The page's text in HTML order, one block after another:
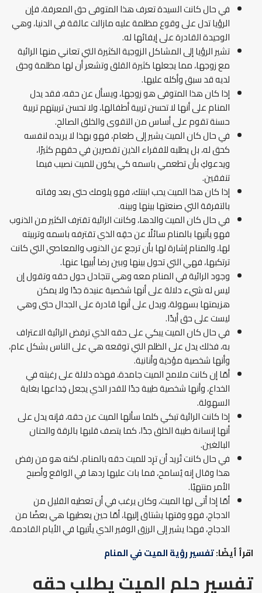
في حال كانت السيدة تعرف هذا المتوفى حق المعرفة، فإن
الرؤيا تدل على وقوع مظلمة عليه مازالت عالقة في الدنيا، وهي
الوحيدة القادرة على إيفائها له.
تشير الرؤيا إلى المشاكل الزوجية الكثيرة التي تعاني منها الرائية
مع زوجها، مما يجعلها كثيرة القلق وتشعر أن لها مظلمة وحق
لديه قد سبق وأكله عليها.
إذا كان هذا المتوفى هو زوجها، ويسأل عن حقه، فقد يدل
المنام على أنها لا تحسن تربية أطفالها، ولا تحسن تربيتهم تربية
حسنة تقوم على أساس من التقوى والخلق الصالح.
في حال كان الميت يشير إلى طعام، فهو بهذا لا يريده لنفسه
كحق له، بل يطلبه للفقراء الذين تقصرين في حقهم كثيرًا،
ويدعوكِ بأن تطعمي باسمه كي يكون للميت نصيب فيما
تنفقين.
إذا كان هذا الميت يحب ابنتك، فهو يلومك حتى بعد وفاته
بالتفرقة التي صنعتها بينها وبينه.
في حال كان الميت والدها، وكانت الرائية تقترف الكثير من الذنوب
فهو يأتيها بالمنام سائلًا عن حقِه الذي تقترفه باسمه وتربيته
لها، والمنام إشارة لها بأن ترجع عن الذنوب والمعاصي التي كانت
ترتكبها، فهي التي تحول بينها وبين رضا أبيها عنها.
وجود الرائية في المنام معه وهي تتجادل حول حقه وتقول إن
ليس له شيء دلالة على أنها شخصية عنيدة جدًا ولا يمكن
هزيمتها بسهولة، ويدل على أنها قادرة على الجدال حتى وهي
ليست على حق أبدًا.
في حال كان الميت يبكي على حقه الذي ترفض الرائية الاعتراف
به، فذلك يدل على الظلم التي توقعه هي على الناس بشكل عام،
وأنها شخصية مؤذية وأنانية.
أمّا إن كانت ملامح الميت جامدة، فهذه دلالة على رغبته في
الخداع، وأنها شخصية طيبة جدًا للقدر الذي يجعل خِداعها بغاية
السهولة.
إذا كانت الرائية تبكي كلما سألها الميت عن حقه، فإنه يدل على
أنها إنسانة طيبة الخلق جدًا، كما يتصف قلبها بالرقة والحنان
البالغين.
في حال كانت تُريد أن ترِد للميت حقه بالمنام، لكنه هو من رفض
هذا وقال إنه يُسامح، فما بات عليها ردها في الواقع وأصبح
الأمر منتهيًا.
أمّا إذا أتى لها الميت، وكان يرغب في أن تعطيه القليل من
الدجاج، فهو وقتها يشتاق إليها، أمّا حين يعطيها هي بعضًا من
الدجاج، فهذا يشير إلى الرزق الوفير الذي يأتيها في الأيام القادمة.
اقرأ أيضًا:تفسير رؤية الميت في المنام
تفسير حلم الميت يطلب حقه